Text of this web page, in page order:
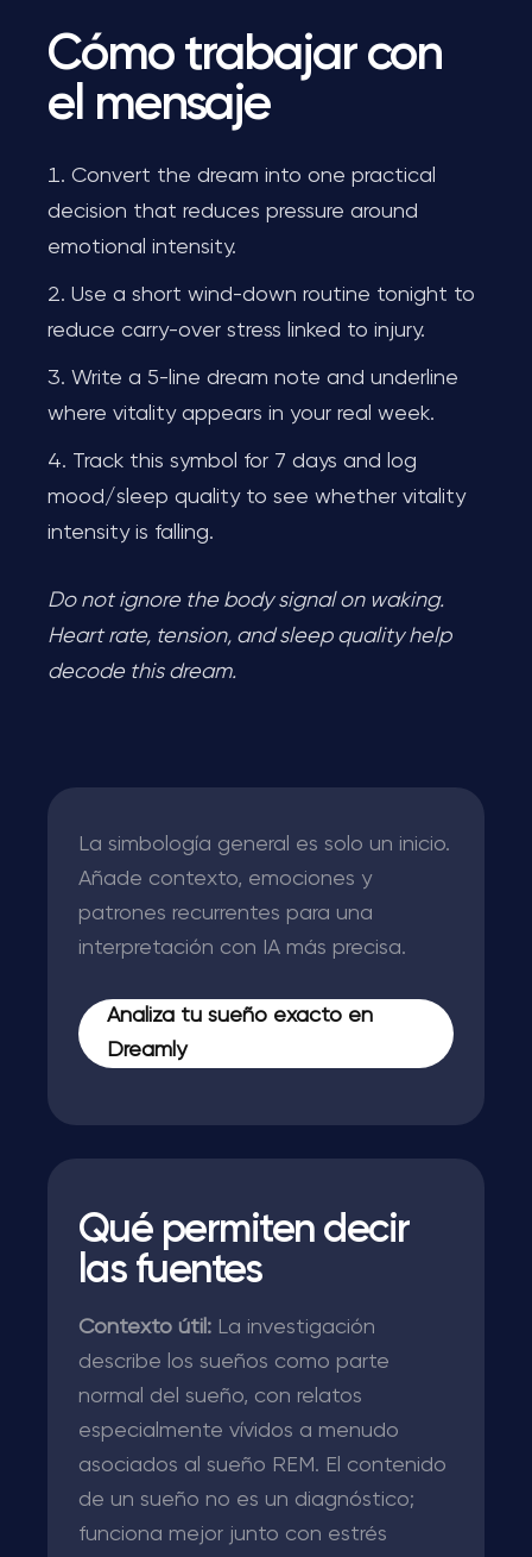
Cómo trabajar con
el mensaje
Convert the dream into one practical
decision that reduces pressure around
emotional intensity.
Use a short wind-down routine tonight to
reduce carry-over stress linked to injury.
Write a 5-line dream note and underline
where vitality appears in your real week.
Track this symbol for 7 days and log
mood/sleep quality to see whether vitality
intensity is falling.
Do not ignore the body signal on waking.
Heart rate, tension, and sleep quality help
decode this dream.
La simbología general es solo un inicio.
Añade contexto, emociones y
patrones recurrentes para una
interpretación con IA más precisa.
Analiza tu sueño exacto en
Dreamly
Qué permiten decir
las fuentes
Contexto útil: La investigación
describe los sueños como parte
normal del sueño, con relatos
especialmente vívidos a menudo
asociados al sueño REM. El contenido
de un sueño no es un diagnóstico;
funciona mejor junto con estrés